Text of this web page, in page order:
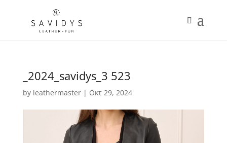
_2024_savidys_3 523
by leathermaster| Οκτ 29, 2024